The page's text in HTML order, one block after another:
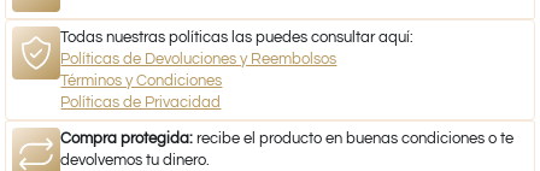
Todas nuestras políticas las puedes consultar aquí:
Políticas de Devoluciones y Reembolsos
Términos y Condiciones
Políticas de Privacidad
Compra protegida: recibe el producto en buenas condiciones o te
devolvemos tu dinero.